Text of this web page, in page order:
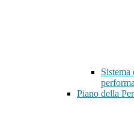
Piano della